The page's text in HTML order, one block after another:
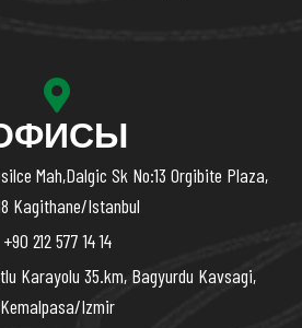
Mah,Dalgic Sk No:13 Orgibite Plaza,
Kagithane/Istanbul
+90 212 577 14 14
Karayolu 35.km, Bagyurdu Kavsagi,
Kemalpasa/Izmir